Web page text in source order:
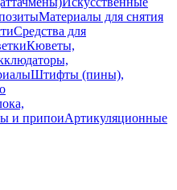
Материалы для снятия
Средства для
Кюветы,
Штифты (пины),
и припоиАртикуляционные